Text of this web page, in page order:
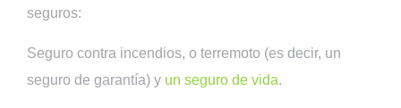
seguros:
Seguro contra incendios, o terremoto (es decir, un
seguro de garantía) y un seguro de vida.